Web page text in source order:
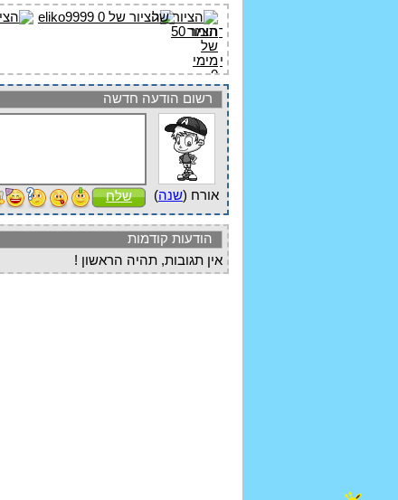
רשום הודעה חדשה
אורח (שנה) שלח
הודעות קודמות
אין תגובות, תהיה הראשון !